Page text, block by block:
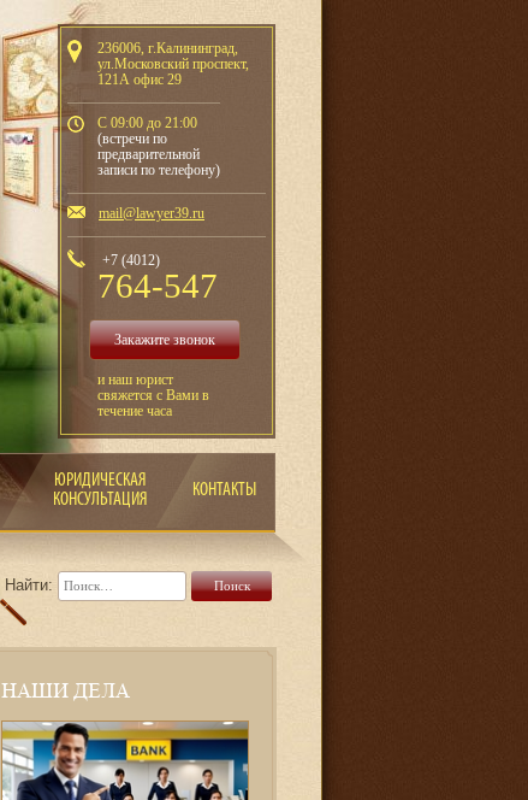
236006, г.Калининград,
ул.Московский проспект,
121А офис 29
С 09:00 до 21:00
(встречи по
предварительной
записи по телефону)
mail@lawyer39.ru
+7 (4012)
764-547
Закажите звонок
и наш юрист
свяжется с Вами в
течение часа
ЮРИДИЧЕСКАЯ
КОНСУЛЬТАЦИЯ
КОНТАКТЫ
Найти:
НАШИ ДЕЛА